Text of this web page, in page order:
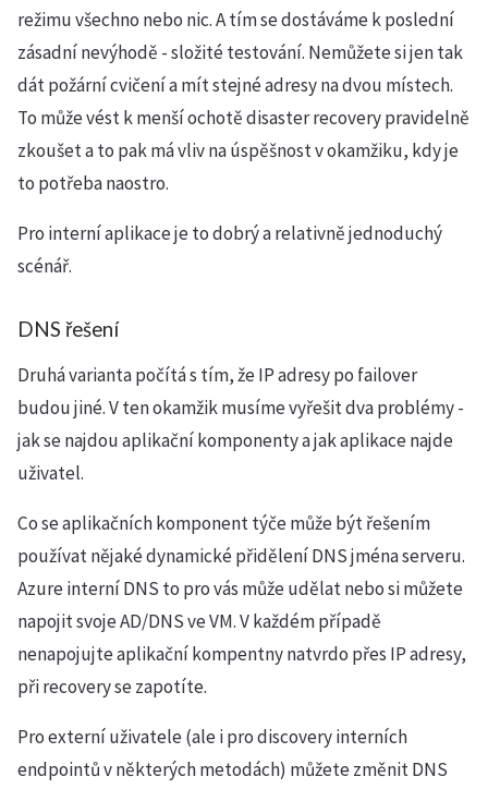
režimu všechno nebo nic. A tím se dostáváme k poslední
zásadní nevýhodě - složité testování. Nemůžete si jen tak
dát požární cvičení a mít stejné adresy na dvou místech.
To může vést k menší ochotě disaster recovery pravidelně
zkoušet a to pak má vliv na úspěšnost v okamžiku, kdy je
to potřeba naostro.
Pro interní aplikace je to dobrý a relativně jednoduchý
scénář.
DNS řešení
Druhá varianta počítá s tím, že IP adresy po failover
budou jiné. V ten okamžik musíme vyřešit dva problémy -
jak se najdou aplikační komponenty a jak aplikace najde
uživatel.
Co se aplikačních komponent týče může být řešením
používat nějaké dynamické přidělení DNS jména serveru.
Azure interní DNS to pro vás může udělat nebo si můžete
napojit svoje AD/DNS ve VM. V každém případě
nenapojujte aplikační kompentny natvrdo přes IP adresy,
při recovery se zapotíte.
Pro externí uživatele (ale i pro discovery interních
endpointů v některých metodách) můžete změnit DNS